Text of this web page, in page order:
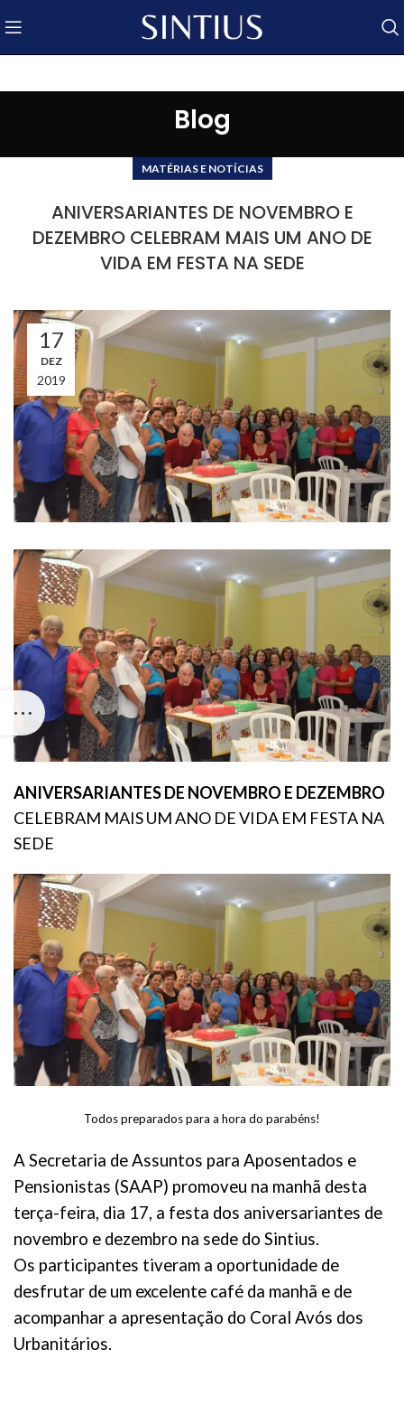
Blog
MATÉRIAS E NOTÍCIAS
ANIVERSARIANTES DE NOVEMBRO E
DEZEMBRO CELEBRAM MAIS UM ANO DE
VIDA EM FESTA NA SEDE
17
DEZ
2019
ANIVERSARIANTES DE NOVEMBRO E DEZEMBRO
CELEBRAM MAIS UM ANO DE VIDA EM FESTA NA
SEDE
Todos preparados para a hora do parabéns!
A Secretaria de Assuntos para Aposentados e
Pensionistas (SAAP) promoveu na manhã desta
terça-feira, dia 17, a festa dos aniversariantes de
novembro e dezembro na sede do Sintius.
Os participantes tiveram a oportunidade de
desfrutar de um excelente café da manhã e de
acompanhar a apresentação do Coral Avós dos
Urbanitários.